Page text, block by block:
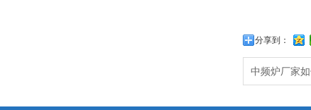
分享到：
中频炉厂家